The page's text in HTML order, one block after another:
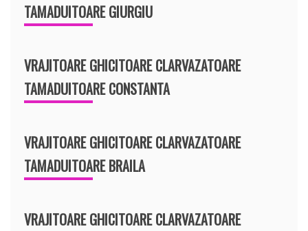
TAMADUITOARE GIURGIU
VRAJITOARE GHICITOARE CLARVAZATOARE
TAMADUITOARE CONSTANTA
VRAJITOARE GHICITOARE CLARVAZATOARE
TAMADUITOARE BRAILA
VRAJITOARE GHICITOARE CLARVAZATOARE